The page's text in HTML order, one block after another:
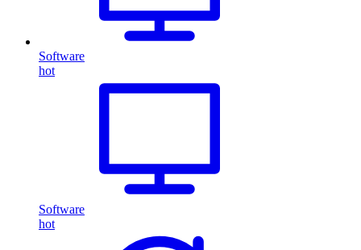
Software
hot
Software
hot